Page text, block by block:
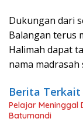
Dukungan dari
Balangan terus
Halimah dapat
nama
Berita Terkait
Pelajar Meninggal
Batumandi